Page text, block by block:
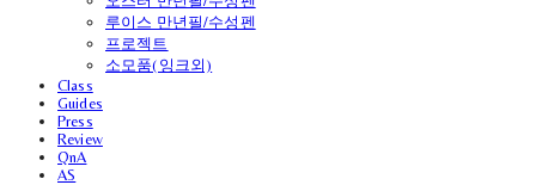
루이스 만년필/수성펜
프로젝트
소모품(잉크외)
Class
Guides
Press
Review
QnA
AS